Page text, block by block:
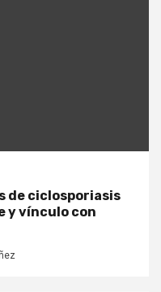
de ciclosporiasis
y vínculo con